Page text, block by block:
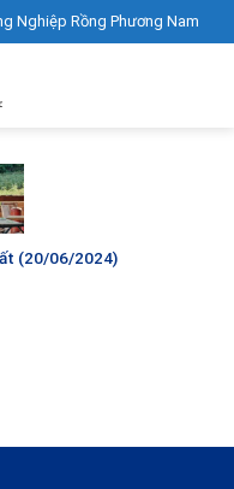
Nghiệp Rồng Phương Nam
(20/06/2024)